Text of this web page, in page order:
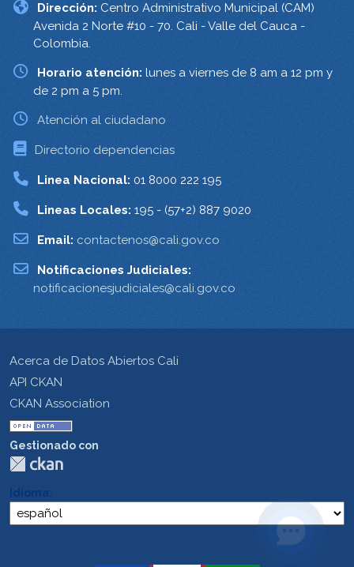
Dirección: Centro Administrativo Municipal (CAM)
Avenida 2 Norte #10 - 70. Cali - Valle del Cauca -
Colombia.
Horario atención: lunes a viernes de 8 am a 12 pm y
de 2 pm a 5 pm.
Atención al ciudadano
Directorio dependencias
Linea Nacional: 01 8000 222 195
Lineas Locales: 195 - (57+2) 887 9020
Email: contactenos@cali.gov.co
Notificaciones Judiciales:
notificacionesjudiciales@cali.gov.co
Acerca de Datos Abiertos Cali
API CKAN
CKAN Association
Gestionado con